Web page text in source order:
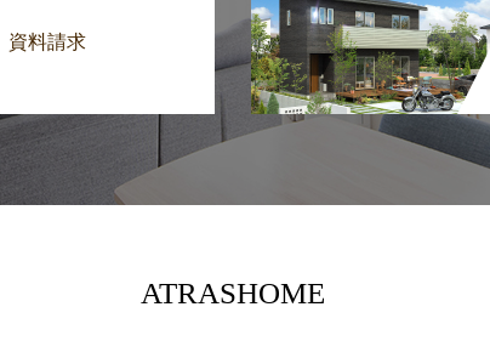
資料請求
ATRASHOME